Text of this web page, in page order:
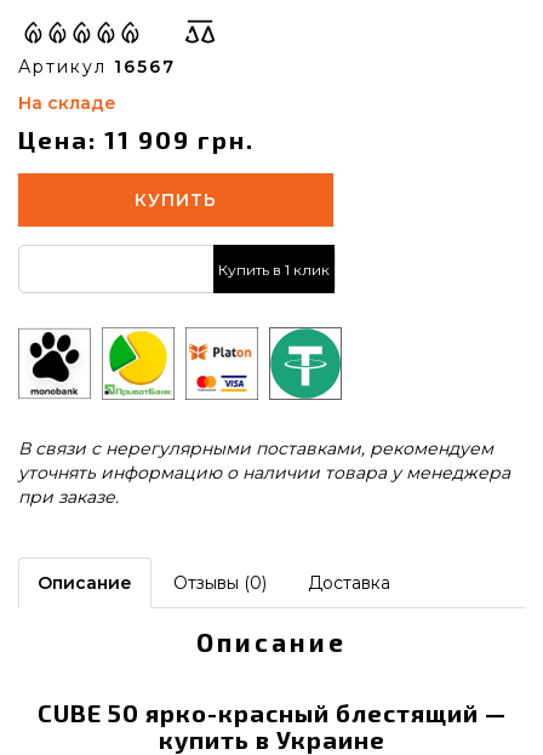
Артикул 16567
На складе
Цена: 11 909 грн.
КУПИТЬ
Купить в 1 клик
В связи с нерегулярными поставками, рекомендуем
уточнять информацию о наличии товара у менеджера
при заказе.
Описание Отзывы (0) Доставка
Описание
CUBE 50 ярко-красный блестящий —
купить в Украине